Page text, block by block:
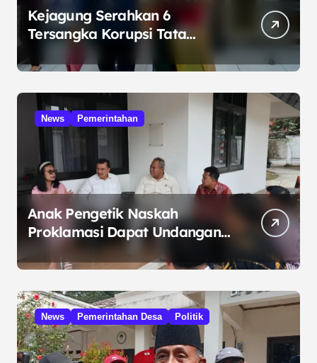
Kejagung Serahkan 6
Tersangka Korupsi Tata
Kelola Minyak ke Penuntut
Umum
News Pemerintahan
Anak Pengetik Naskah
Proklamasi Dapat Undangan
HUT RI dari Presiden
Prabowo
News Pemerintahan Desa Politik